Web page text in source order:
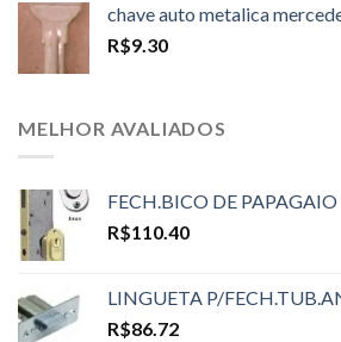
chave auto metalica
R$9.30
MELHOR AVALIADOS
FECH.BICO DE PAPAGAIO
R$110.40
LINGUETA P/
R$86.72